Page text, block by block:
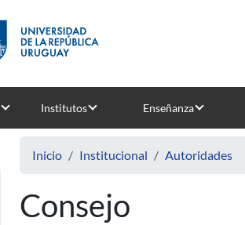
Institutos Enseñanza
Inicio Institucional Autoridades
Consejo